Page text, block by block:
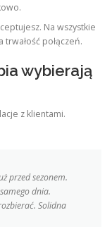
Na wszystkie
połączeń.
wybierają
z klientami.
przed sezonem.
dnia.
Solidna